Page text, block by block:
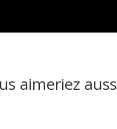
aimeriez auss